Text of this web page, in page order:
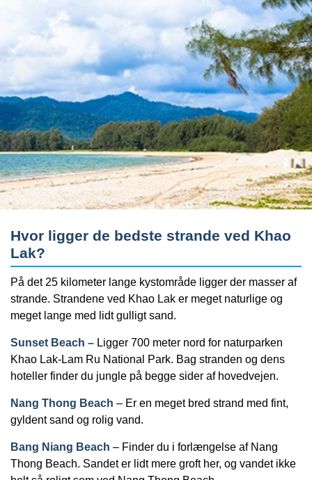
Hvor ligger de bedste strande ved Khao
Lak?
På det 25 kilometer lange kystområde ligger der masser af
strande. Strandene ved Khao Lak er meget naturlige og
meget lange med lidt gulligt sand.
Sunset Beach – Ligger 700 meter nord for naturparken
Khao Lak-Lam Ru National Park. Bag stranden og dens
hoteller finder du jungle på begge sider af hovedvejen.
Nang Thong Beach – Er en meget bred strand med fint,
gyldent sand og rolig vand.
Bang Niang Beach – Finder du i forlængelse af Nang
Thong Beach. Sandet er lidt mere groft her, og vandet ikke